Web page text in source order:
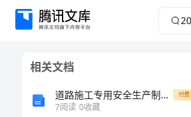
2024
相关文档
道路施工专用安全生产制度范文 付费
7阅读 0收藏